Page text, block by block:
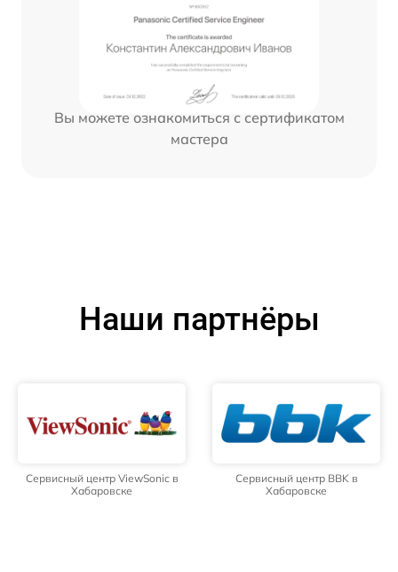
Вы можете ознакомиться с сертификатом
мастера
Наши партнёры
Сервисный центр ViewSonic в
Хабаровске
Сервисный центр BBK в
Хабаровске